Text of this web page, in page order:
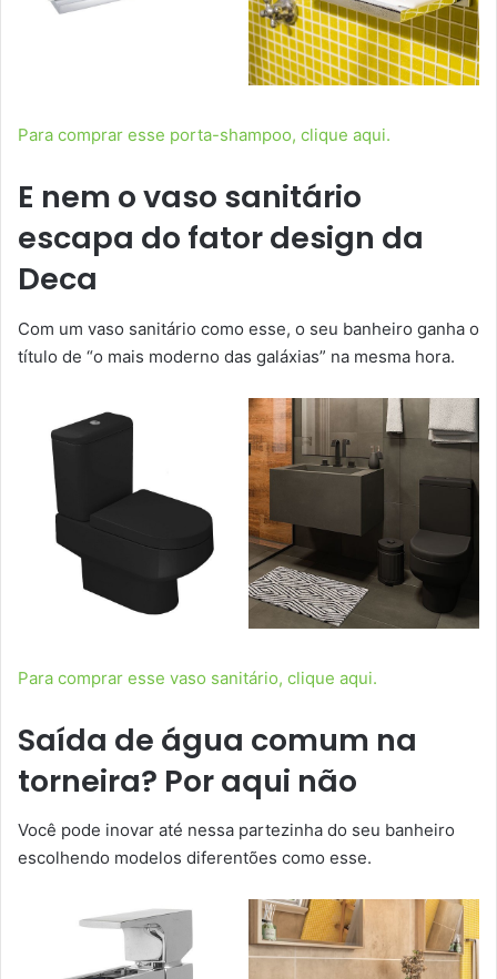
Para comprar esse porta-shampoo, clique aqui.
E nem o vaso sanitário
escapa do fator design da
Deca
Com um vaso sanitário como esse, o seu banheiro ganha o
título de “o mais moderno das galáxias” na mesma hora.
Para comprar esse vaso sanitário, clique aqui.
Saída de água comum na
torneira? Por aqui não
Você pode inovar até nessa partezinha do seu banheiro
escolhendo modelos diferentões como esse.